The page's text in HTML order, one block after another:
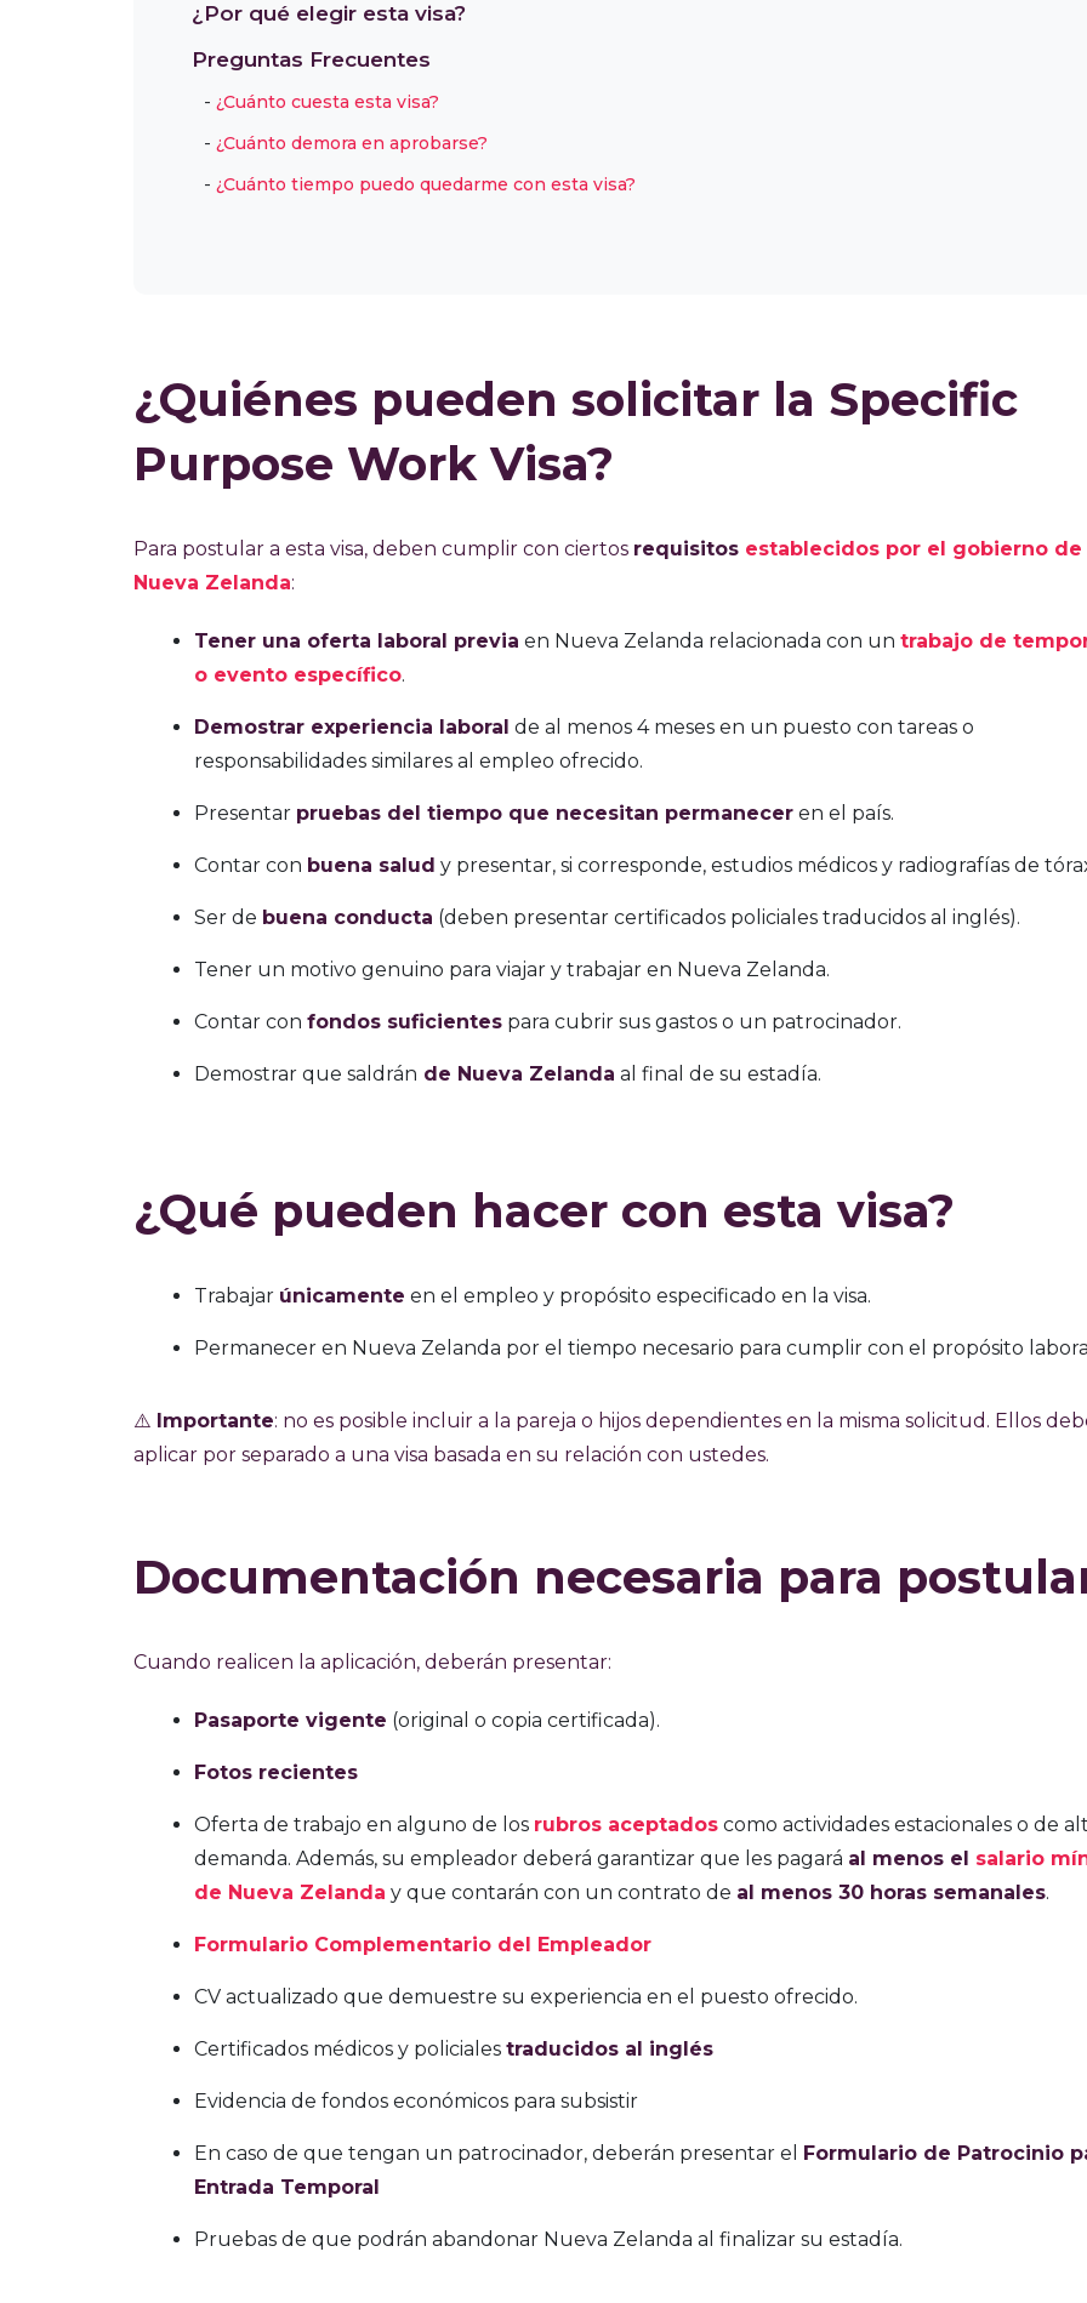
¿Por qué elegir esta visa?
Preguntas Frecuentes
¿Cuánto cuesta esta visa?
¿Cuánto demora en aprobarse?
¿Cuánto tiempo puedo quedarme con esta visa?
¿Quiénes pueden solicitar la Specific
Purpose Work Visa?
Para postular a esta visa, deben cumplir con ciertos requisitos establecidos por el gobierno de
Nueva Zelanda:
Tener una oferta laboral previa en Nueva Zelanda relacionada con un trabajo de
o evento específico.
Demostrar experiencia laboral de al menos 4 meses en un puesto con tareas o
responsabilidades similares al empleo ofrecido.
Presentar pruebas del tiempo que necesitan permanecer en el país.
Contar con buena salud y presentar, si corresponde, estudios médicos y radiografías de
Ser de buena conducta (deben presentar certificados policiales traducidos al inglés).
Tener un motivo genuino para viajar y trabajar en Nueva Zelanda.
Contar con fondos suficientes para cubrir sus gastos o un patrocinador.
Demostrar que saldrán de Nueva Zelanda al final de su estadía.
¿Qué pueden hacer con esta visa?
Trabajar únicamente en el empleo y propósito especificado en la visa.
Permanecer en Nueva Zelanda por el tiempo necesario para cumplir con el propósito
⚠️ Importante: no es posible incluir a la pareja o hijos dependientes en la misma solicitud. Ellos
aplicar por separado a una visa basada en su relación con ustedes.
Documentación necesaria para
Cuando realicen la aplicación, deberán presentar:
Pasaporte vigente (original o copia certificada).
Fotos recientes
Oferta de trabajo en alguno de los rubros aceptados como actividades estacionales o de
demanda. Además, su empleador deberá garantizar que les pagará al menos el salario
de Nueva Zelanda y que contarán con un contrato de al menos 30 horas semanales.
Formulario Complementario del Empleador
CV actualizado que demuestre su experiencia en el puesto ofrecido.
Certificados médicos y policiales traducidos al inglés
Evidencia de fondos económicos para subsistir
En caso de que tengan un patrocinador, deberán presentar el
Formulario de Patrocinio
Entrada Temporal
Pruebas de que podrán abandonar Nueva Zelanda al finalizar su estadía.